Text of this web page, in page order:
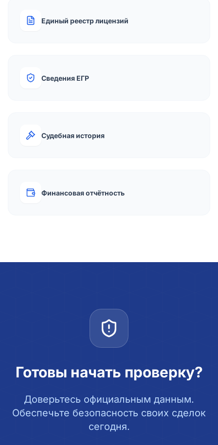
Единый реестр лицензий
Сведения ЕГР
Судебная история
Финансовая отчётность
Готовы начать проверку?
Доверьтесь официальным данным.
Обеспечьте безопасность своих сделок
сегодня.